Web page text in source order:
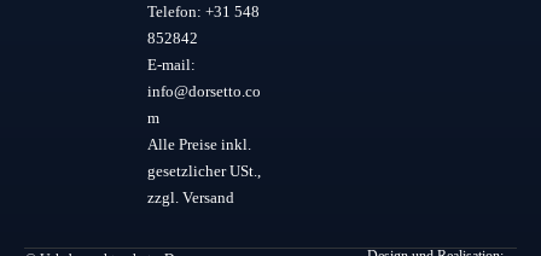
Telefon: +31 548
852842
E-mail:
info@dorsetto.co
m
Alle Preise inkl.
gesetzlicher USt.,
zzgl. Versand